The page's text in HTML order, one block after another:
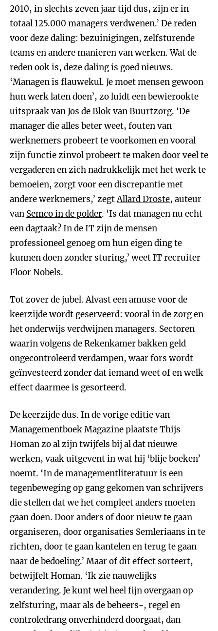
2010, in slechts zeven jaar tijd dus, zijn er in
totaal 125.000 managers verdwenen.’ De reden
voor deze daling: bezuinigingen, zelfsturende
teams en andere manieren van werken. Wat de
reden ook is, deze daling is goed nieuws.
‘Managen is flauwekul. Je moet mensen gewoon
hun werk laten doen’, zo luidt een bewierookte
uitspraak van Jos de Blok van Buurtzorg. ‘De
manager die alles beter weet, fouten van
werknemers probeert te voorkomen en vooral
zijn functie zinvol probeert te maken door veel te
vergaderen en zich nadrukkelijk met het werk te
bemoeien, zorgt voor een discrepantie met
andere werknemers,’ zegtAllard Droste, auteur
van Semco in de polder. ‘Is dat managen nu echt
een dagtaak? In de IT zijn de mensen
professioneel genoeg om hun eigen ding te
kunnen doen zonder sturing,’ weet IT recruiter
Floor Nobels.
Tot zover de jubel. Alvast een amuse voor de
keerzijde wordt geserveerd: vooral in de zorg en
het onderwijs verdwijnen managers. Sectoren
waarin volgens de Rekenkamer bakken geld
ongecontroleerd verdampen, waar fors wordt
geïnvesteerd zonder dat iemand weet of en welk
effect daarmee is gesorteerd.
De keerzijde dus. In de vorige editie van
Managementboek Magazine plaatste Thijs
Homan zo al zijn twijfels bij al dat nieuwe
werken, vaak uitgevent in wat hij ‘blije boeken’
noemt. ‘In de managementliteratuur is een
tegenbeweging op gang gekomen van schrijvers
die stellen dat we het compleet anders moeten
gaan doen. Door anders of door nieuw te gaan
organiseren, door organisaties Semleriaans in te
richten, door te gaan kantelen en terug te gaan
naar de bedoeling.’ Maar of dit effect sorteert,
betwijfelt Homan. ‘Ik zie nauwelijks
verandering. Je kunt wel heel fijn overgaan op
zelfsturing, maar als de beheers-, regel en
controledrang onverhinderd doorgaat, dan